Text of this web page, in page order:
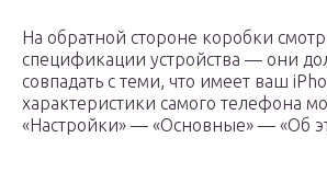
На обратной стороне коробки
спецификации устройства — они
совпадать с теми, что имеет ваш
характеристики самого телефона
«Настройки» — «Основные» — «Об